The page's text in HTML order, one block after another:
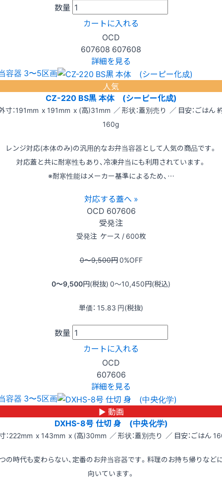
数量
カートに入れる
OCD
607608 607608
詳細を見る
容器 3〜5区画
人気
CZ-220 BS黒 本体 (シーピー化成)
寸：191mm x 191mm x (高)31mm ／ 形状：蓋別売り ／ 目安：ごはん
160g
レンジ対応(本体のみ)の汎用的なお弁当容器として人気の商品です。
対応蓋と共に耐寒性もあり、冷凍弁当にも利用されています。
※耐寒性能はメーカー基準によるため、…
対応する蓋へ »
OCD 607606
受発注
受発注 ケース / 600枚
0〜9,500円0%OFF
0〜9,500円(税抜) 0〜10,450円(税込)
単価： 15.83 円(税抜)
数量
カートに入れる
OCD
607606
詳細を見る
容器 3〜5区画
▶ 動画
DXHS-8号 仕切 身 (中央化学)
：222mm x 143mm x (高)30mm ／ 形状：蓋別売り ／ 目安：ごはん
の時代も変わらない、定番のお弁当容器です。料理のお持ち帰りなど
向いています。